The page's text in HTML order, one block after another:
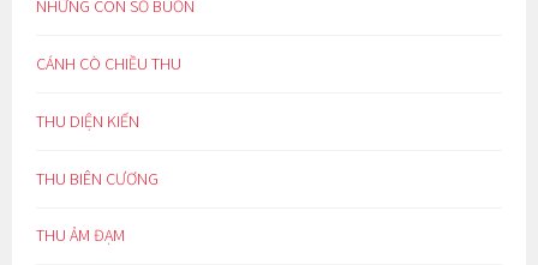
NHỮNG CON SỐ BUỒN
CÁNH CÒ CHIỀU THU
THU DIỆN KIẾN
THU BIÊN CƯƠNG
THU ẢM ĐẠM